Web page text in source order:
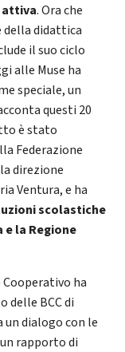
attiva. Ora che
didattica
il suo ciclo
alle Muse ha
speciale, un
questi 20
è stato
Federazione
direzione
Ventura, e ha
scolastiche
la Regione
ha
delle BCC di
dialogo con le
rapporto di